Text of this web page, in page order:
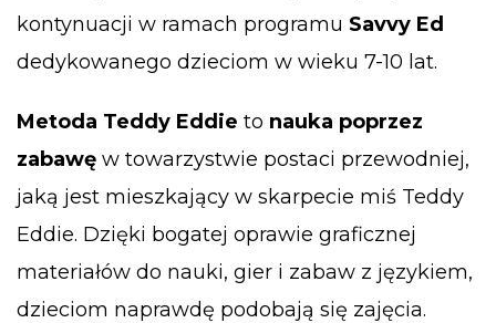
kontynuacji w ramach programu Savvy Ed
dedykowanego dzieciom w wieku 7-10 lat.
Metoda Teddy Eddie to nauka poprzez
zabawę w towarzystwie postaci przewodniej,
jaką jest mieszkający w skarpecie miś Teddy
Eddie. Dzięki bogatej oprawie graficznej
materiałów do nauki, gier i zabaw z językiem,
dzieciom naprawdę podobają się zajęcia.